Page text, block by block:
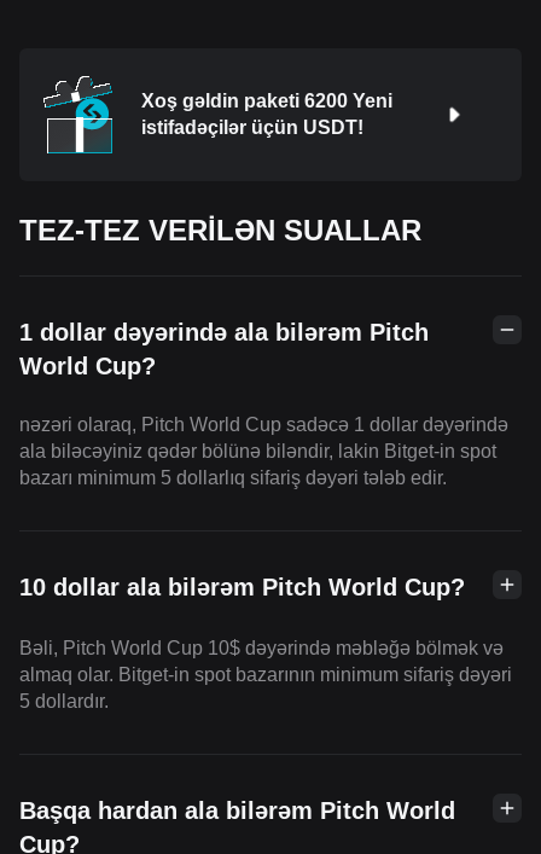
Xoş gəldin paketi 6200 Yeni
istifadəçilər üçün USDT!
TEZ-TEZ VERİLƏN SUALLAR
1 dollar dəyərində ala bilərəm Pitch
World Cup?
nəzəri olaraq, Pitch World Cup sadəcə 1 dollar dəyərində
ala biləcəyiniz qədər bölünə biləndir, lakin Bitget-in spot
bazarı minimum 5 dollarlıq sifariş dəyəri tələb edir.
10 dollar ala bilərəm Pitch World Cup?
Bəli, Pitch World Cup 10$ dəyərində məbləğə bölmək və
almaq olar. Bitget-in spot bazarının minimum sifariş dəyəri
5 dollardır.
Başqa hardan ala bilərəm Pitch World
Cup?